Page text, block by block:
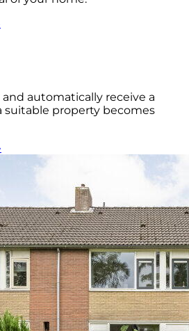
and automatically receive a
suitable property becomes